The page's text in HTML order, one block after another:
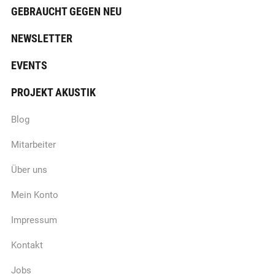
GEBRAUCHT GEGEN NEU
NEWSLETTER
EVENTS
PROJEKT AKUSTIK
Blog
Mitarbeiter
Über uns
Mein Konto
Impressum
Kontakt
Jobs